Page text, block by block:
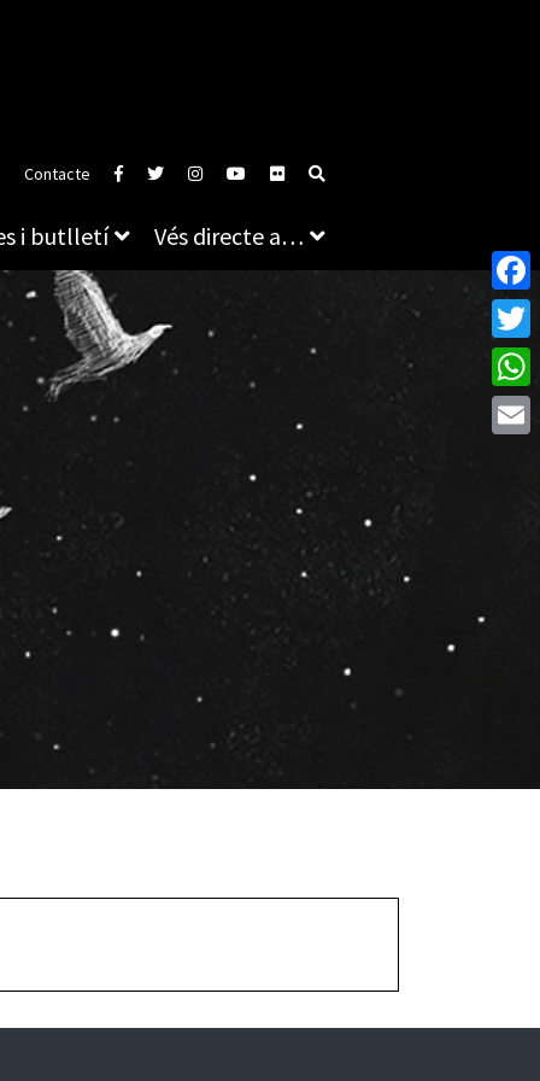
Contacte
i butlletí Vés directe a…